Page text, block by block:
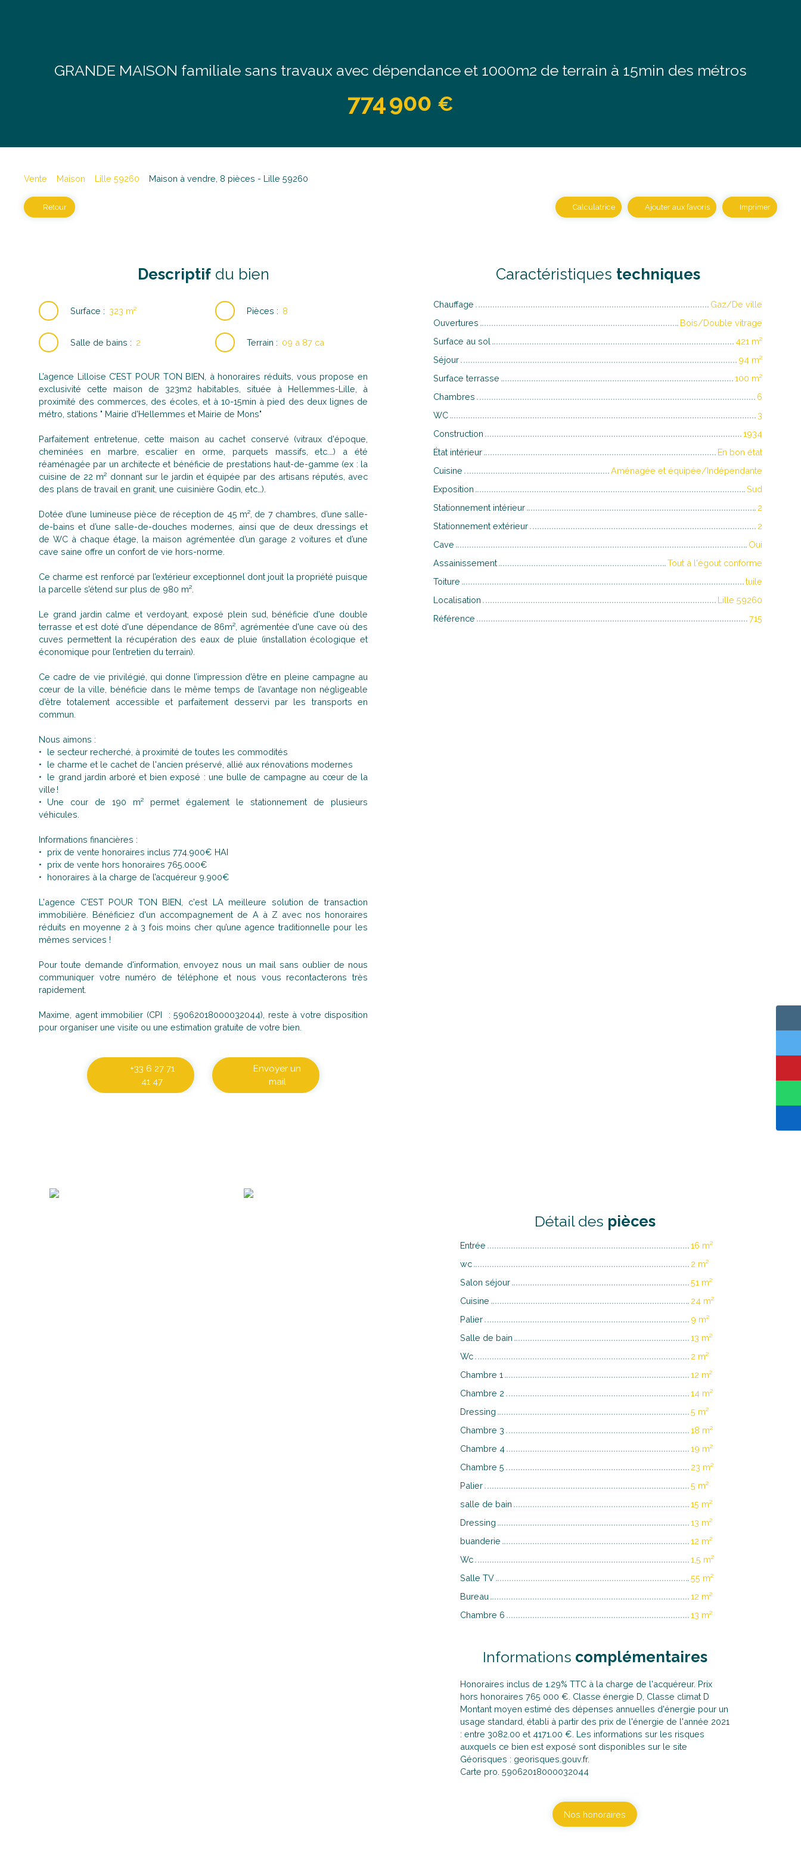
GRANDE MAISON familiale sans travaux avec dépendance et 1000m2 de terrain à 15min des métros
774 900 €
Vente Maison Lille 59260 Maison à vendre, 8 pièces - Lille 59260
Retour Calculatrice Ajouter aux favoris Imprimer
Descriptifdu bien
Surface : 323 m² Pièces : 8
Salle de bains : 2 Terrain : 09 a 87 ca
L’agence Lilloise C’EST POUR TON BIEN, à honoraires réduits, vous propose en
exclusivité cette maison de 323m2 habitables, située à Hellemmes-Lille, à
proximité des commerces, des écoles, et à 10-15min à pied des deux lignes de
métro, stations " Mairie d'Hellemmes et Mairie de Mons"
Parfaitement entretenue, cette maison au cachet conservé (vitraux d'époque,
cheminées en marbre, escalier en orme, parquets massifs, etc.…) a été
réaménagée par un architecte et bénéficie de prestations haut-de-gamme (ex : la
cuisine de 22 m² donnant sur le jardin et équipée par des artisans réputés, avec
des plans de travail en granit, une cuisinière Godin, etc…).
Dotée d’une lumineuse pièce de réception de 45 m², de 7 chambres, d’une salle-
de-bains et d’une salle-de-douches modernes, ainsi que de deux dressings et
de WC à chaque étage, la maison agrémentée d’un garage 2 voitures et d’une
cave saine offre un confort de vie hors-norme.
Ce charme est renforcé par l’extérieur exceptionnel dont jouit la propriété puisque
la parcelle s’étend sur plus de 980 m².
Le grand jardin calme et verdoyant, exposé plein sud, bénéficie d'une double
terrasse et est doté d'une dépendance de 86m², agrémentée d'une cave où des
cuves permettent la récupération des eaux de pluie (installation écologique et
économique pour l’entretien du terrain).
Ce cadre de vie privilégié, qui donne l’impression d’être en pleine campagne au
cœur de la ville, bénéficie dans le même temps de l’avantage non négligeable
d’être totalement accessible et parfaitement desservi par les transports en
commun.
Nous aimons :
le secteur recherché, à proximité de toutes les commodités
le charme et le cachet de l'ancien préservé, allié aux rénovations modernes
le grand jardin arboré et bien exposé : une bulle de campagne au cœur de la
ville !
Une cour de 190 m² permet également le stationnement de plusieurs
véhicules.
Informations financières :
prix de vente honoraires inclus 774.900€ HAI
prix de vente hors honoraires 765.000€
honoraires à la charge de l’acquéreur 9.900€
L'agence C'EST POUR TON BIEN, c'est LA meilleure solution de transaction
immobilière. Bénéficiez d'un accompagnement de A à Z avec nos honoraires
réduits en moyenne 2 à 3 fois moins cher qu’une agence traditionnelle pour les
mêmes services !
Pour toute demande d'information, envoyez nous un mail sans oublier de nous
communiquer votre numéro de téléphone et nous vous recontacterons très
rapidement.
Maxime, agent immobilier (CPI : 59062018000032044), reste à votre disposition
pour organiser une visite ou une estimation gratuite de votre bien.
+33 6 27 71
41 47
Envoyer un
mail
Caractéristiques techniques
Chauffage
Gaz/De ville
Ouvertures
Bois/Double vitrage
Surface au sol
421 m²
Séjour
94 m²
Surface terrasse
100 m²
Chambres
6
WC
3
Construction
1934
État intérieur
En bon état
Cuisine
Aménagée et équipée/Indépendante
Exposition
Sud
Stationnement intérieur
2
Stationnement extérieur
2
Cave
Oui
Assainissement
Tout à l'égout conforme
Toiture
tuile
Localisation
Lille 59260
Référence
715
Détail des pièces
Entrée
16 m²
wc
2 m²
Salon séjour
51 m²
Cuisine
24 m²
Palier
9 m²
Salle de bain
13 m²
Wc
2 m²
Chambre 1
12 m²
Chambre 2
14 m²
Dressing
5 m²
Chambre 3
18 m²
Chambre 4
19 m²
Chambre 5
23 m²
Palier
5 m²
salle de bain
15 m²
Dressing
13 m²
buanderie
12 m²
Wc
1,5 m²
Salle TV
55 m²
Bureau
12 m²
Chambre 6
13 m²
Informations complémentaires
Honoraires inclus de 1.29% TTC à la charge de l'acquéreur. Prix
hors honoraires 765 000 €. Classe énergie D, Classe climat D
Montant moyen estimé des dépenses annuelles d'énergie pour un
usage standard, établi à partir des prix de l'énergie de l'année 2021
: entre 3082.00 et 4171.00 €. Les informations sur les risques
auxquels ce bien est exposé sont disponibles sur le site
Géorisques : georisques.gouv.fr.
Carte pro. 59062018000032044
Nos honoraires